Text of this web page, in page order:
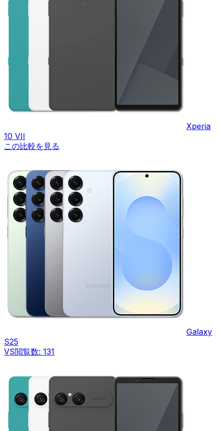
Xperia
10 VII
この比較を見る
Galaxy
S25
VS閲覧数: 131